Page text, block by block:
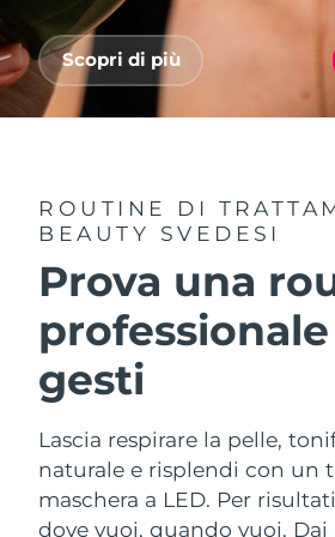
Scopri di più
ROUTINE DI
BEAUTY SVEDESI
Prova una
gesti
Lascia respirare la pelle,
naturale e risplendi con un
maschera a LED. Per
dove vuoi, quando vuoi. Dai
For healthy hair
18% PAP
Cosmetici
APP FOREO
CHI SIAMO
Israele
Italia
Jersey
Lettonia
Lituania